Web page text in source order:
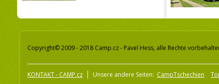
Copyright© 2009 - 2018 Camp.cz - Pavel Hess, alle Rechte
KONTAKT - CAMP.cz Unsere andere Seiten: CampTschechien